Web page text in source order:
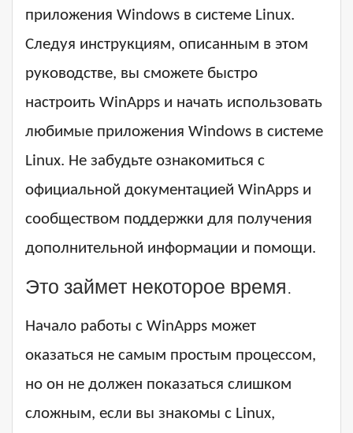
приложения Windows в системе Linux.
Следуя инструкциям, описанным в этом
руководстве, вы сможете быстро
настроить WinApps и начать использовать
любимые приложения Windows в системе
Linux. Не забудьте ознакомиться с
официальной документацией WinApps и
сообществом поддержки для получения
дополнительной информации и помощи.
Это займет некоторое время.
Начало работы с WinApps может
оказаться не самым простым процессом,
но он не должен показаться слишком
сложным, если вы знакомы с Linux,